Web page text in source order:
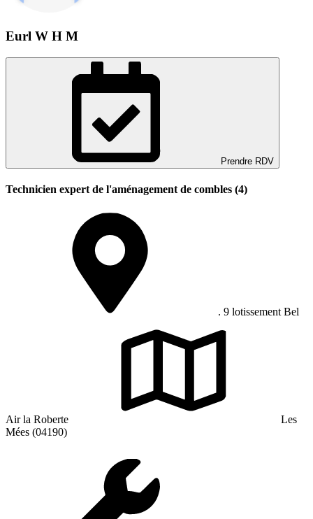
Eurl W H M
Prendre RDV
Technicien expert de l'aménagement de combles (4)
. 9 lotissement Bel
Air la Roberte
Les
Mées (04190)